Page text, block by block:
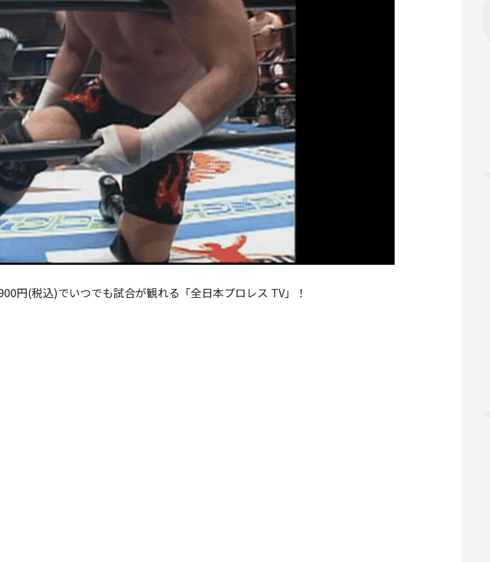
円(税込)でいつでも試合が観れる「全日本プロレス TV」！